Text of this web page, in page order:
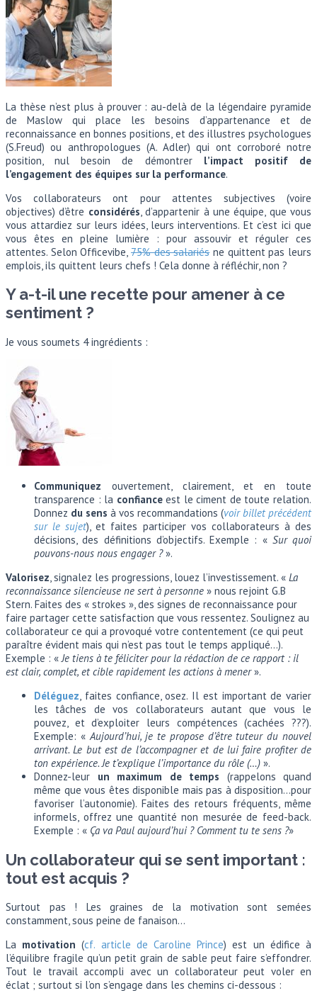
La thèse n’est plus à prouver : au-delà de la légendaire pyramide
de Maslow qui place les besoins d’appartenance et de
reconnaissance en bonnes positions, et des illustres psychologues
(S.Freud) ou anthropologues (A. Adler) qui ont corroboré notre
position, nul besoin de démontrerl’impact positif de
l’engagement des équipes sur la performance.
Vos collaborateurs ont pour attentes subjectives (voire
objectives) d’être considérés , d’appartenir à une équipe, que vous
vous attardiez sur leurs idées, leurs interventions. Et c’est ici que
vous êtes en pleine lumière : pour assouvir et réguler ces
attentes. Selon Officevibe, 75% des salariésne quittent pas leurs
emplois, ils quittent leurs chefs ! Cela donne à réfléchir, non ?
Y a-t-il une recette pour amener à ce
sentiment ?
Je vous soumets 4 ingrédients :
Communiquez ouvertement, clairement, et en toute
transparence : la confianceest le ciment de toute relation.
Donnez du sens à vos recommandations (voir billet précédent
sur le sujet), et faites participer vos collaborateurs à des
décisions, des définitions d’objectifs. Exemple : « Sur quoi
pouvons-nous nous engager ?».
Valorisez, signalez les progressions, louez l’investissement. « La
reconnaissance silencieuse ne sert à personne » nous rejoint G.B
Stern. Faites des « strokes », des signes de reconnaissance pour
faire partager cette satisfaction que vous ressentez. Soulignez au
collaborateur ce qui a provoqué votre contentement (ce qui peut
paraître évident mais qui n’est pas tout le temps appliqué…).
Exemple : «Je tiens à te féliciter pour la rédaction de ce rapport : il
est clair, complet, et cible rapidement les actions à mener».
Déléguez, faites confiance, osez. Il est important de varier
les tâches de vos collaborateurs autant que vous le
pouvez, et d’exploiter leurs compétences (cachées ???).
Exemple: «Aujourd’hui, je te propose d’être tuteur du nouvel
arrivant. Le but est de l’accompagner et de lui faire profiter de
ton expérience. Je t’explique l’importance du rôle (…) ».
Donnez-leur un maximum de temps (rappelons quand
même que vous êtes disponible mais pas à disposition…pour
favoriser l’autonomie). Faites des retours fréquents, même
informels, offrez une quantité non mesurée de feed-back.
Exemple : « Ça va Paul aujourd’hui ? Comment tu te sens ?»
Un collaborateur qui se sent important :
tout est acquis ?
Surtout pas ! Les graines de la motivation sont semées
constamment, sous peine de fanaison…
La motivation (cf. article de Caroline Prince) est un édifice à
l’équilibre fragile qu’un petit grain de sable peut faire s’effondrer.
Tout le travail accompli avec un collaborateur peut voler en
éclat ; surtout si l’on s’engage dans les chemins ci-dessous :